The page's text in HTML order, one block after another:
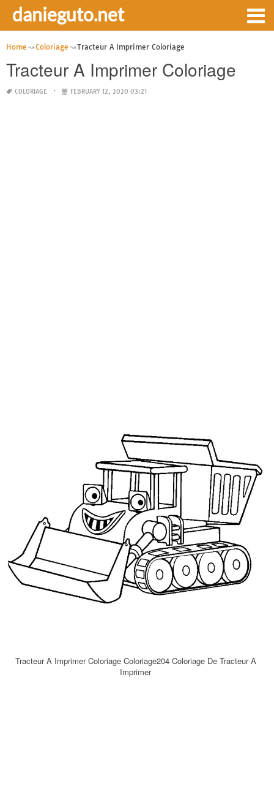
danieguto.net
Home Coloriage Tracteur A Imprimer Coloriage
Tracteur A Imprimer Coloriage
COLORIAGE FEBRUARY 12, 2020 03:21
Tracteur A Imprimer Coloriage Coloriage204 Coloriage De Tracteur A
Imprimer